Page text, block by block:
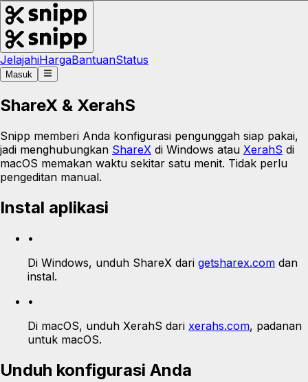
JelajahiHargaBantuanStatus
Masuk
ShareX & XerahS
Snipp memberi Anda konfigurasi pengunggah siap pakai,
jadi menghubungkan ShareX di Windows atau XerahS di
macOS memakan waktu sekitar satu menit. Tidak perlu
pengeditan manual.
Instal aplikasi
•
Di Windows, unduh ShareX dari getsharex.com dan
instal.
•
Di macOS, unduh XerahS dari xerahs.com, padanan
untuk macOS.
Unduh konfigurasi Anda